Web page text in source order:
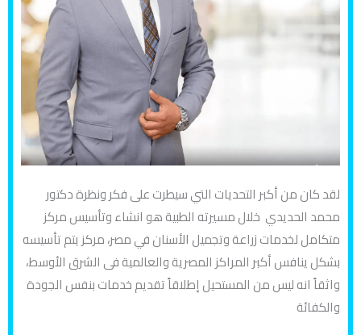
لقد كان من أكبر التحديات التي سيطرت على فكر ونظرة دكتور
محمد الحديدي خلال مسيرته الطبية هو انشاء وتأسيس مركز
متكامل لخدمات زراعة وتجميل الأسنان في مصر، مركز يتم تأسيسه
بشكل ينافس أكبر المراكز المصرية والعالمية فى الشرق الأوسط،
واثقاً انه ليس من المستحيل إطلاقاً تقديم خدمات بنفس الجودة
والكفائة